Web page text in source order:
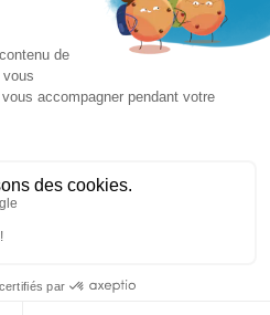
légales
de ventes
de signalement